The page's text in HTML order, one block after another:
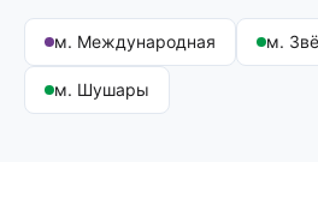
м. Международная м.
м. Шушары